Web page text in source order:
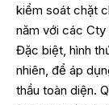
kiểm soát chặt
năm với các Cty
Đặc biệt, hình
nhiên, để áp
thầu toàn diện.